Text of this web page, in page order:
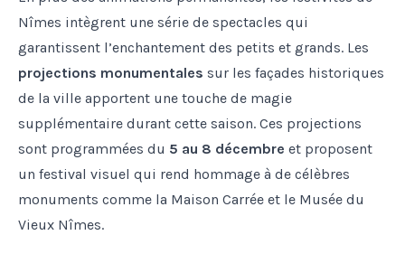
Nîmes intègrent une série de spectacles qui
garantissent l’enchantement des petits et grands. Les
projections monumentales sur les façades historiques
de la ville apportent une touche de magie
supplémentaire durant cette saison. Ces projections
sont programmées du 5 au 8 décembre et proposent
un festival visuel qui rend hommage à de célèbres
monuments comme la Maison Carrée et le Musée du
Vieux Nîmes.